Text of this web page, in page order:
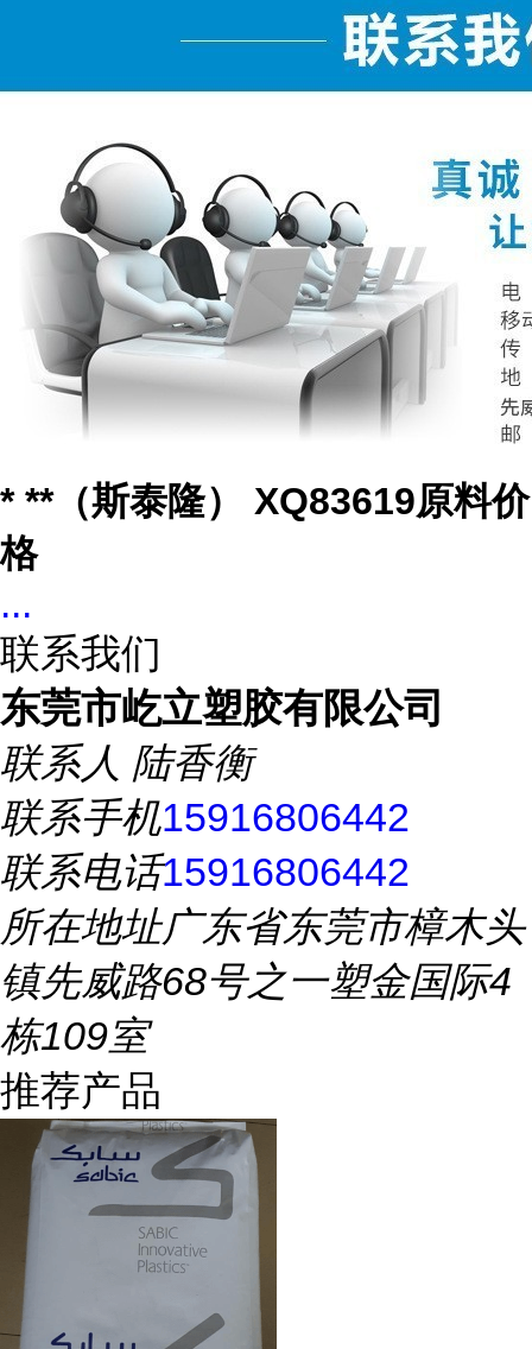
* **（斯泰隆） XQ83619原料价
格
...
联系我们
东莞市屹立塑胶有限公司
联系人 陆香衡
联系手机15916806442
联系电话15916806442
所在地址广东省东莞市樟木头
镇先威路68号之一塑金国际4
栋109室
推荐产品